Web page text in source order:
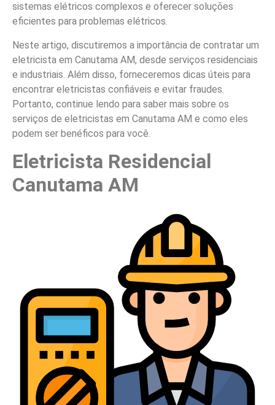
sistemas elétricos complexos e oferecer soluções
eficientes para problemas elétricos.
Neste artigo, discutiremos a importância de contratar um
eletricista em Canutama AM, desde serviços residenciais
e industriais. Além disso, forneceremos dicas úteis para
encontrar eletricistas confiáveis e evitar fraudes.
Portanto, continue lendo para saber mais sobre os
serviços de eletricistas em Canutama AM e como eles
podem ser benéficos para você.
Eletricista Residencial
Canutama AM